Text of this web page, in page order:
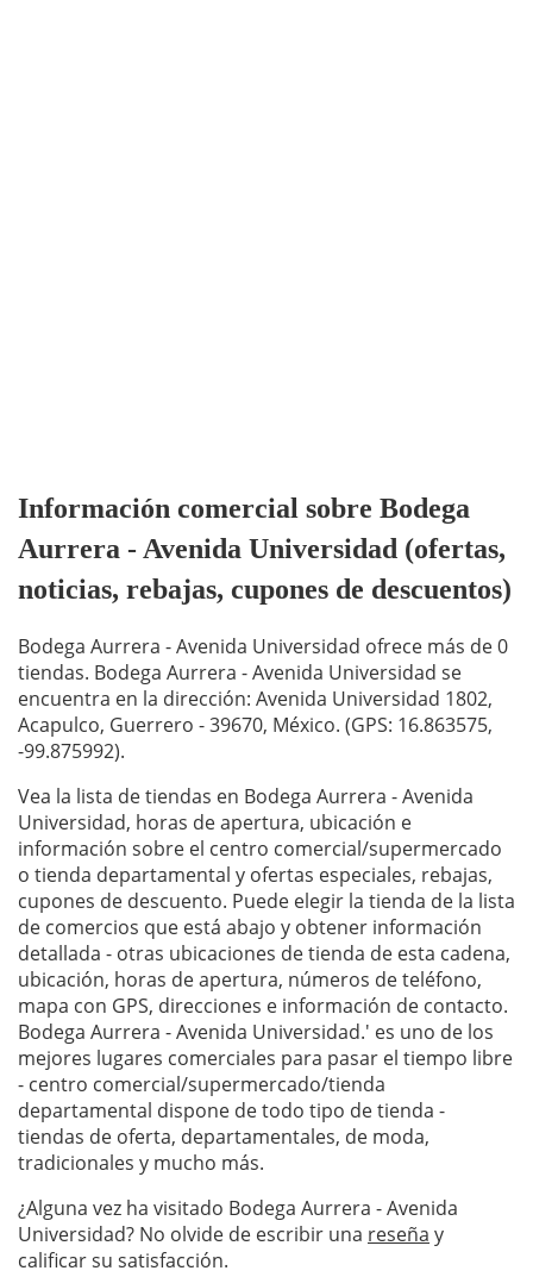
Información comercial sobre Bodega
Aurrera - Avenida Universidad (ofertas,
noticias, rebajas, cupones de descuentos)
Bodega Aurrera - Avenida Universidad ofrece más de 0
tiendas. Bodega Aurrera - Avenida Universidad se
encuentra en la dirección: Avenida Universidad 1802,
Acapulco, Guerrero - 39670, México. (GPS: 16.863575,
-99.875992).
Vea la lista de tiendas en Bodega Aurrera - Avenida
Universidad, horas de apertura, ubicación e
información sobre el centro comercial/supermercado
o tienda departamental y ofertas especiales, rebajas,
cupones de descuento. Puede elegir la tienda de la lista
de comercios que está abajo y obtener información
detallada - otras ubicaciones de tienda de esta cadena,
ubicación, horas de apertura, números de teléfono,
mapa con GPS, direcciones e información de contacto.
Bodega Aurrera - Avenida Universidad.' es uno de los
mejores lugares comerciales para pasar el tiempo libre
- centro comercial/supermercado/tienda
departamental dispone de todo tipo de tienda -
tiendas de oferta, departamentales, de moda,
tradicionales y mucho más.
¿Alguna vez ha visitado Bodega Aurrera - Avenida
Universidad? No olvide de escribir una reseña y
calificar su satisfacción.